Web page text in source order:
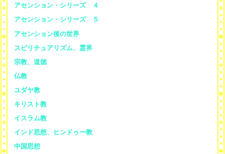
アセンション・シリーズ ４
アセンション・シリーズ ５
アセンション後の世界
スピリチュアリズム、霊界
宗教、道徳
仏教
ユダヤ教
キリスト教
イスラム教
インド思想、ヒンドゥー教
中国思想